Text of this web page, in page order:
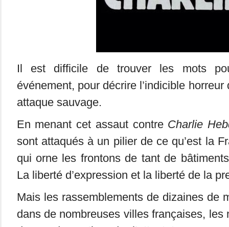
Il est difficile de trouver les mots
événement, pour décrire l’indicible
attaque sauvage.
En menant cet assaut contre Charlie
sont attaqués à un pilier de ce qu’est la
qui orne les frontons de tant de
La liberté d’expression et la liberté de la
Mais les rassemblements de dizaines de
dans de nombreuses villes françaises, les